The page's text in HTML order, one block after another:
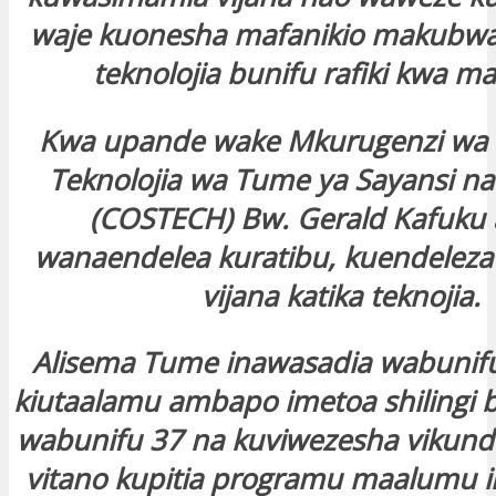
waje kuonesha mafanikio
teknolojia bunifu rafiki kwa
Kwa upande wake Mkurugenzi
Teknolojia wa Tume ya Sayansi
(COSTECH) Bw. Gerald
wanaendelea kuratibu,
vijana katika teknojia.
Alisema Tume inawasadia
kiutaalamu ambapo imetoa shilingi
wabunifu 37 na kuviwezesha
vitano kupitia programu maalumu